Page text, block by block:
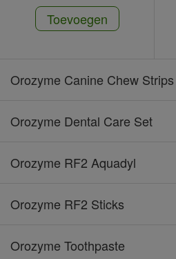
Toevoegen
Orozyme Canine Chew Strips
Orozyme Dental Care Set
Orozyme RF2 Aquadyl
Orozyme RF2 Sticks
Orozyme Toothpaste